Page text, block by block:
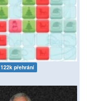
122k přehrání